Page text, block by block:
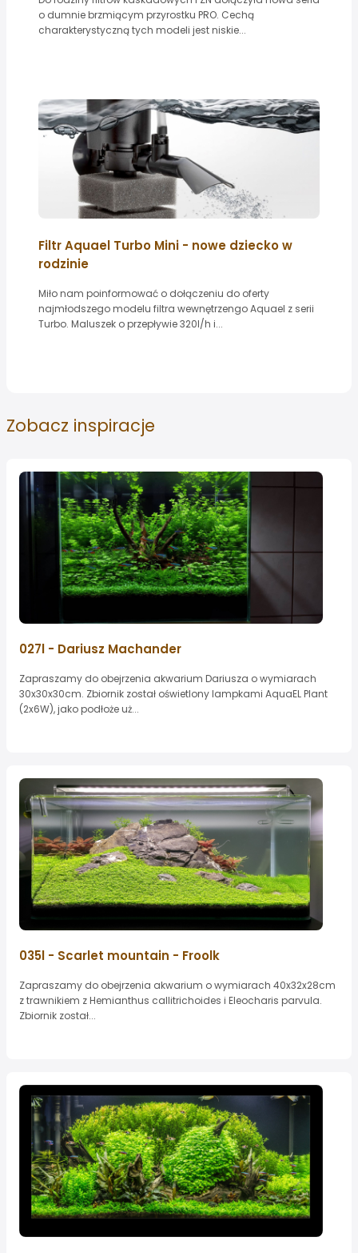
o dumnie brzmiącym przyrostku PRO. Cechą
charakterystyczną tych modeli jest niskie...
Filtr Aquael Turbo Mini - nowe dziecko w
rodzinie
Miło nam poinformować o dołączeniu do oferty
najmłodszego modelu filtra wewnętrzengo Aquael z serii
Turbo. Maluszek o przepływie 320l/h i...
Zobacz inspiracje
027l - Dariusz Machander
Zapraszamy do obejrzenia akwarium Dariusza o wymiarach
30x30x30cm. Zbiornik został oświetlony lampkami AquaEL Plant
(2x6W), jako podłoże uż...
035l - Scarlet mountain - Froolk
Zapraszamy do obejrzenia akwarium o wymiarach 40x32x28cm
z trawnikiem z Hemianthus callitrichoides i Eleocharis parvula.
Zbiornik został...